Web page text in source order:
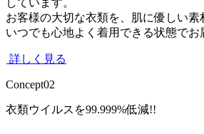
お客様の大切な衣類を、肌に優しい素
いつでも心地よく着用できる状態でお
詳しく見る
Concept02
衣類ウイルス を99.999%低減!!